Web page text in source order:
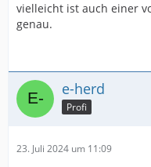
vielleicht ist auch einer
genau.
e-herd
Profi
23. Juli 2024 um 11:09